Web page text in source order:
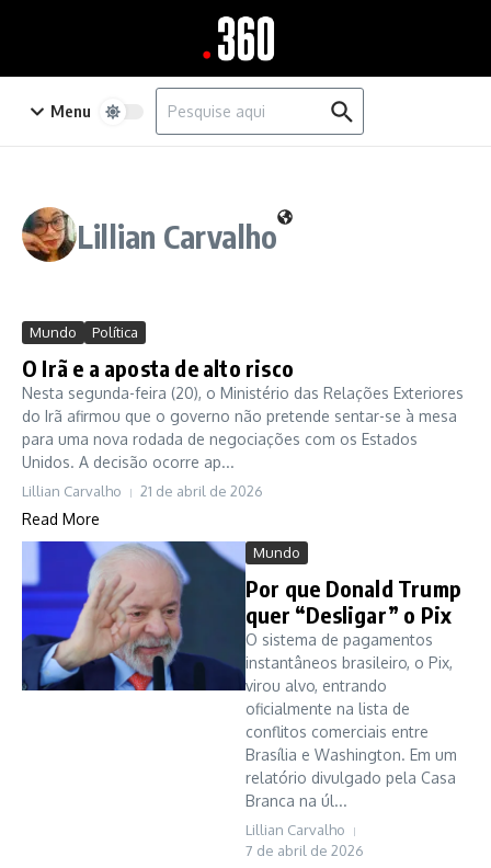
Menu
Procurar por:
Lillian Carvalho
Mundo Política
O Irã e a aposta de alto risco
Nesta segunda-feira (20), o Ministério das Relações Exteriores
do Irã afirmou que o governo não pretende sentar-se à mesa
para uma nova rodada de negociações com os Estados
Unidos. A decisão ocorre ap...
Lillian Carvalho 21 de abril de 2026
Read More
Mundo
Por que Donald Trump
quer “Desligar” o Pix
O sistema de pagamentos
instantâneos brasileiro, o Pix,
virou alvo, entrando
oficialmente na lista de
conflitos comerciais entre
Brasília e Washington. Em um
relatório divulgado pela Casa
Branca na úl...
Lillian Carvalho
7 de abril de 2026